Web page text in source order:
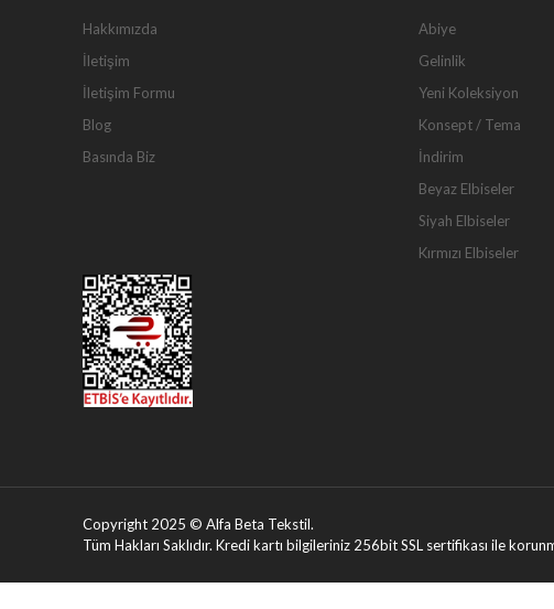
Hakkımızda
İletişim
İletişim Formu
Blog
Basında Biz
Abiye
Gelinlik
Yeni Koleksiyon
Konsept / Tema
İndirim
Beyaz Elbiseler
Siyah Elbiseler
Kırmızı Elbiseler
Copyright 2025 © Alfa Beta Tekstil.
Tüm Hakları Saklıdır. Kredi kartı bilgileriniz 256bit SSL sertifikası ile